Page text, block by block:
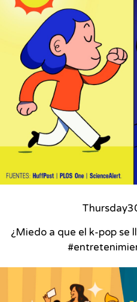
Thursday
¿Miedo a que el k-pop se